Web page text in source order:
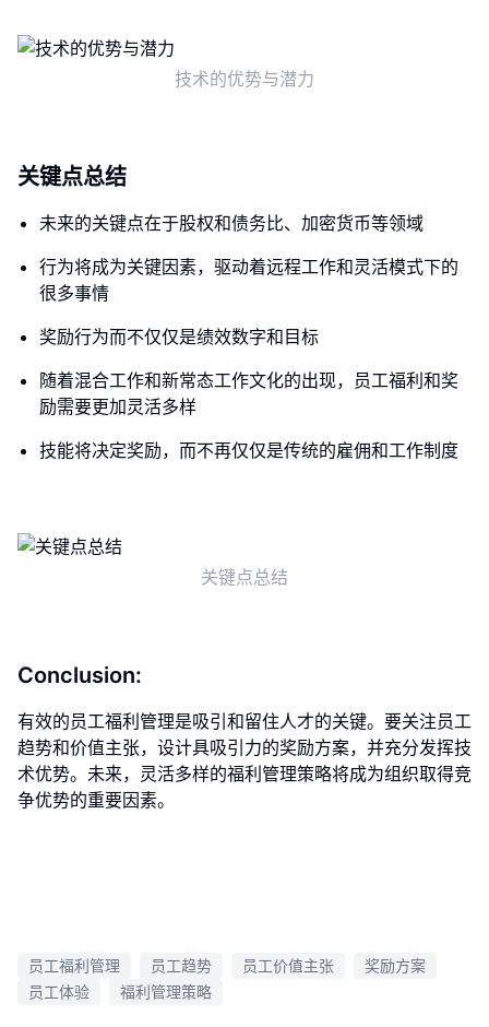
技术的优势与潜力
关键点总结
未来的关键点在于股权和债务比、加密货币等领域
行为将成为关键因素，驱动着远程工作和灵活模式下的
很多事情
奖励行为而不仅仅是绩效数字和目标
随着混合工作和新常态工作文化的出现，员工福利和奖
励需要更加灵活多样
技能将决定奖励，而不再仅仅是传统的雇佣和工作制度
关键点总结
Conclusion:
有效的员工福利管理是吸引和留住人才的关键。要关注员工
趋势和价值主张，设计具吸引力的奖励方案，并充分发挥技
术优势。未来，灵活多样的福利管理策略将成为组织取得竞
争优势的重要因素。
员工福利管理 员工趋势 员工价值主张
奖励方案
员工体验
福利管理策略